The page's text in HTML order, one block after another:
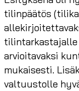
tilinpäätös
tilintarkastajalle
arvioitavaksi
mukaisesti.
valtuustolle